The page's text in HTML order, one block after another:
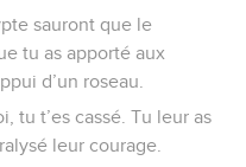
sauront que le
tu as apporté aux
d’un roseau.
tu t’es cassé. Tu leur as
leur courage.